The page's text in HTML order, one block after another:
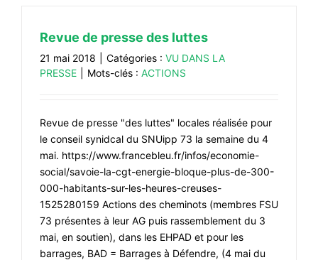
Revue de presse des luttes
21 mai 2018 Catégories : VU DANS LA
PRESSE
Mots-clés : ACTIONS
Revue de presse "des luttes" locales réalisée pour
le conseil synidcal du SNUipp 73 la semaine du 4
mai. https://www.francebleu.fr/infos/economie-
social/savoie-la-cgt-energie-bloque-plus-de-300-
000-habitants-sur-les-heures-creuses-
1525280159 Actions des cheminots (membres FSU
73 présentes à leur AG puis rassemblement du 3
mai, en soutien), dans les EHPAD et pour les
barrages, BAD = Barrages à Défendre, (4 mai du